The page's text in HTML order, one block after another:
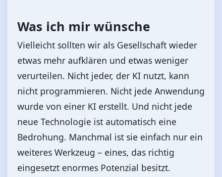
Was ich mir wünsche
Vielleicht sollten wir als Gesellschaft wieder
etwas mehr aufklären und etwas weniger
verurteilen. Nicht jeder, der KI nutzt, kann
nicht programmieren. Nicht jede Anwendung
wurde von einer KI erstellt. Und nicht jede
neue Technologie ist automatisch eine
Bedrohung. Manchmal ist sie einfach nur ein
weiteres Werkzeug – eines, das richtig
eingesetzt enormes Potenzial besitzt.